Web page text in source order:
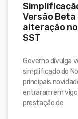
Versão
alteração
SST
Governo divulga
simplificado do
principais
entraram em
prestação de